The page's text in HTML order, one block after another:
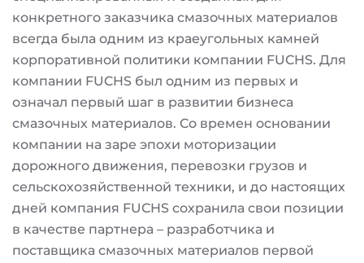
конкретного заказчика смазочных материалов
всегда была одним из краеугольных камней
корпоративной политики компании FUCHS. Для
компании FUCHS был одним из первых и
означал первый шаг в развитии бизнеса
смазочных материалов. Со времен основании
компании на заре эпохи моторизации
дорожного движения, перевозки грузов и
сельскохозяйственной техники, и до настоящих
дней компания FUCHS сохранила свои позиции
в качестве партнера – разработчика и
поставщика смазочных материалов первой